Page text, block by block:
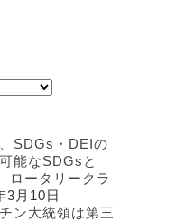
SDGs・DEIの
能なSDGsと
ータリークラ
3月10日
ン大統領は第三